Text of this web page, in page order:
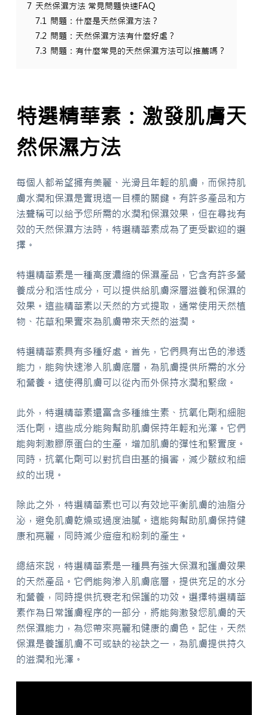
7 天然保濕方法 常見問題快速FAQ
7.1 問題：什麼是天然保濕方法？
7.2 問題：天然保濕方法有什麼好處？
7.3 問題：有什麼常見的天然保濕方法可以推薦嗎？
特選精華素：激發肌膚天
然保濕方法
每個人都希望擁有美麗、光滑且年輕的肌膚，而保持肌
膚水潤和保濕是實現這一目標的關鍵。有許多產品和方
法聲稱可以給予您所需的水潤和保濕效果，但在尋找有
效的天然保濕方法時，特選精華素成為了更受歡迎的選
擇。
特選精華素是一種高度濃縮的保濕產品，它含有許多營
養成分和活性成分，可以提供給肌膚深層滋養和保濕的
效果。這些精華素以天然的方式提取，通常使用天然植
物、花草和果實來為肌膚帶來天然的滋潤。
特選精華素具有多種好處。首先，它們具有出色的滲透
能力，能夠快速滲入肌膚底層，為肌膚提供所需的水分
和營養。這使得肌膚可以從內而外保持水潤和緊緻。
此外，特選精華素還富含多種維生素、抗氧化劑和細胞
活化劑，這些成分能夠幫助肌膚保持年輕和光澤。它們
能夠刺激膠原蛋白的生產，增加肌膚的彈性和緊實度。
同時，抗氧化劑可以對抗自由基的損害，減少皺紋和細
紋的出現。
除此之外，特選精華素也可以有效地平衡肌膚的油脂分
泌，避免肌膚乾燥或過度油膩。這能夠幫助肌膚保持健
康和亮麗，同時減少痘痘和粉刺的產生。
總結來說，特選精華素是一種具有強大保濕和護膚效果
的天然產品。它們能夠滲入肌膚底層，提供充足的水分
和營養，同時提供抗衰老和保護的功效。選擇特選精華
素作為日常護膚程序的一部分，將能夠激發您肌膚的天
然保濕能力，為您帶來亮麗和健康的膚色。記住，天然
保濕是養護肌膚不可或缺的祕訣之一，為肌膚提供持久
的滋潤和光澤。